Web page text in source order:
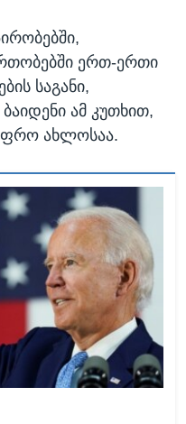
ერთ-ერთი
საგანი,
ამ კუთხით,
ახლოსაა.